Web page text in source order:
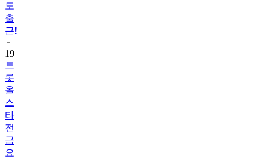
도
출
근!
19
트
롯
올
스
타
전
금
요